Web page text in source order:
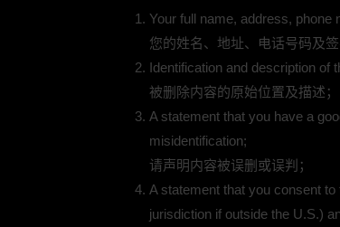
Your full name, address, phone
您的姓名、地址、电话号码及
Identification and description of
被删除内容的原始位置及描述；
A statement that you have a
misidentification;
请声明内容被误删或误判；
A statement that you consent
jurisdiction if outside the U.S.)
性萝莉